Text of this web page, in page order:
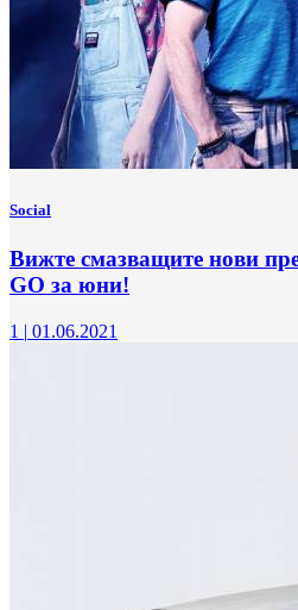
Social
Вижте смазващите нови
GO за юни!
1 | 01.06.2021